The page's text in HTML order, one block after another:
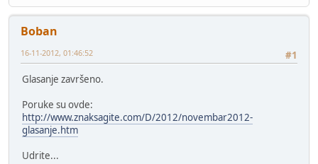
Boban
#1
16-11-2012, 01:46:52
Glasanje završeno.
Poruke su ovde:
http://www.znaksagite.com/D/2012/novembar2012-
glasanje.htm
Udrite...